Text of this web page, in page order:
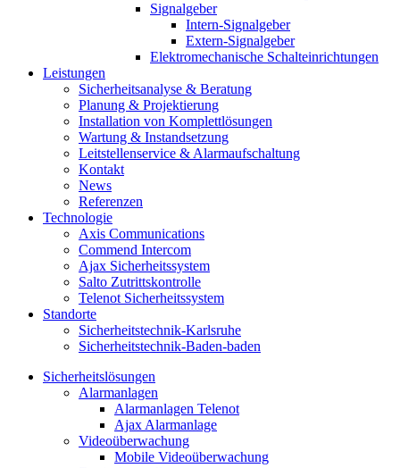
Signalgeber
Intern-Signalgeber
Extern-Signalgeber
Elektromechanische Schalteinrichtungen
Leistungen
Sicherheitsanalyse & Beratung
Planung & Projektierung​
Installation von Komplettlösungen
Wartung & Instandsetzung
Leitstellenservice & Alarmaufschaltung
Kontakt
News
Referenzen
Technologie
Axis Communications
Commend Intercom
Ajax Sicherheitssystem​
Salto Zutrittskontrolle
Telenot Sicherheitssystem
Standorte
Sicherheitstechnik-Karlsruhe
Sicherheitstechnik-Baden-baden
Sicherheitslösungen
Alarmanlagen
Alarmanlagen Telenot
Ajax Alarmanlage
Videoüberwachung
Mobile Videoüberwachung